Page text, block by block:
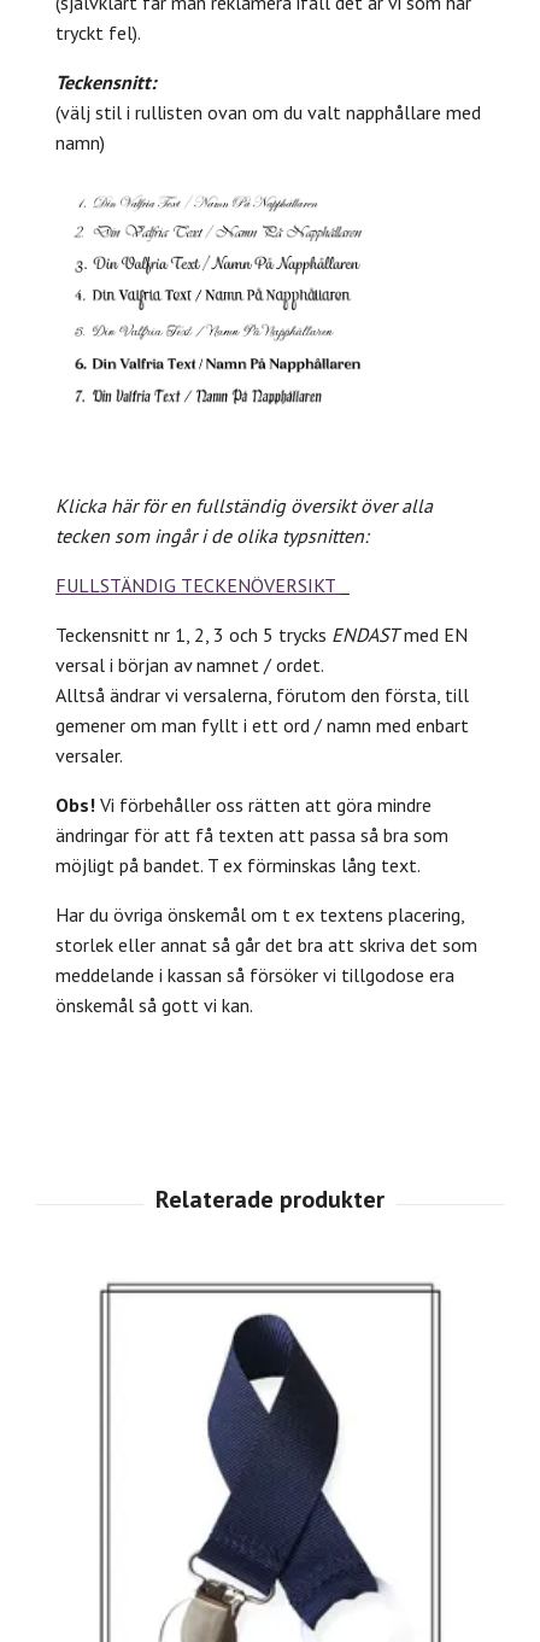
tryckt fel).
Teckensnitt:
(välj stil i rullisten ovan om du valt napphållare med
namn)
Klicka här för en fullständig översikt över alla
tecken som ingår i de olika typsnitten:
FULLSTÄNDIG TECKENÖVERSIKT
Teckensnitt nr 1, 2, 3 och 5 trycks ENDASTmed EN
versal i början av namnet / ordet.
Alltså ändrar vi versalerna, förutom den första, till
gemener om man fyllt i ett ord / namn med enbart
versaler.
Obs! Vi förbehåller oss rätten att göra mindre
ändringar för att få texten att passa så bra som
möjligt på bandet. T ex förminskas lång text.
Har du övriga önskemål om t ex textens placering,
storlek eller annat så går det bra att skriva det som
meddelande i kassan så försöker vi tillgodose era
önskemål så gott vi kan.